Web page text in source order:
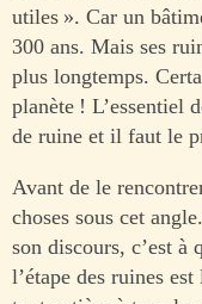
utiles ». Car un
300 ans. Mais ses
plus longtemps.
planète ! L’essentiel
de ruine et il faut le
Avant de le
choses sous cet
son discours, c’est
l’étape des ruines